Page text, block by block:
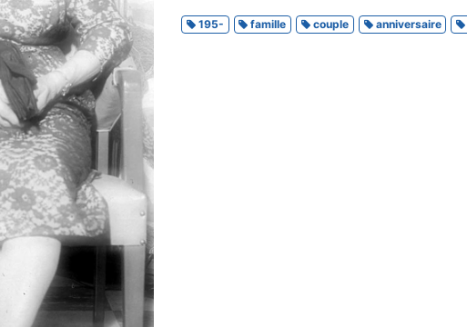
195- famille couple anniversaire